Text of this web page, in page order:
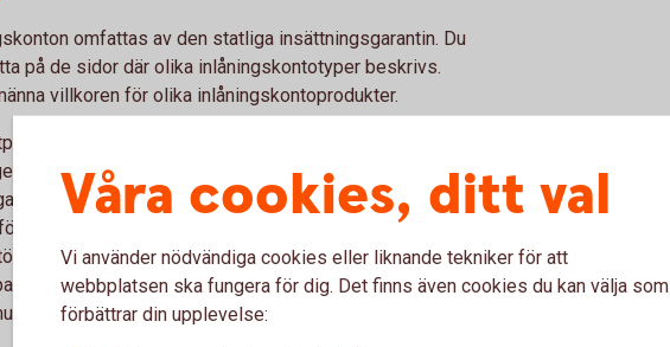
omfattas av den statliga insättningsgarantin. Du
på de sidor där olika inlåningskontotyper beskrivs.
villkoren för olika inlåningskontoprodukter.
och näringsidkare/företag (inklusive dödsbon)
men det finns vissa typer av företag som inte
insättningsgarantin enligt lagen om insättningsgaranti:
och återförsäkringsföretag,
finansiella institut enligt lagen om bank-
och alternativa investeringsfonder,
eller statliga myndigheter.
Våra cookies, ditt val
Vi använder nödvändiga cookies eller liknande tekniker för att
webbplatsen ska fungera för dig. Det finns även cookies du kan välja som
förbättrar din upplevelse: